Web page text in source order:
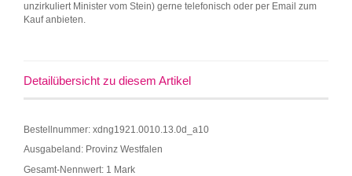
unzirkuliert Minister vom Stein) gerne telefonisch oder per Email zum
Kauf anbieten.
Detailübersicht zu diesem Artikel
Bestellnummer: xdng1921.0010.13.0d_a10
Ausgabeland: Provinz Westfalen
Gesamt-Nennwert: 1 Mark